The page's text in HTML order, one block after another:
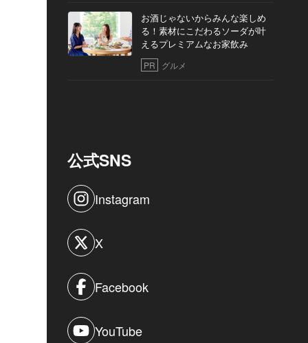
お酒じゃないからみんな楽しめ
る！素材にこだわるソーダが叶
えるプレミアムなお家飲み
PR グルメ
公式SNS
Instagram
X
Facebook
YouTube